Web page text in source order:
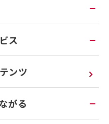
知らせ
アビークル）
ス
P.O.P）
ン受付
ス
予約
ンツ
がる